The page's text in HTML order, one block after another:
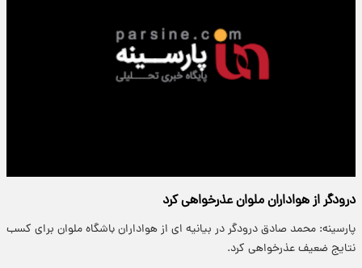
درودگر از هواداران ملوان عذرخواهی کرد
پارسینه: محمد صادق درودگر در بیانیه ای از هواداران باشگاه ملوان برای کسب
نتایج ضعیف عذرخواهی کرد.